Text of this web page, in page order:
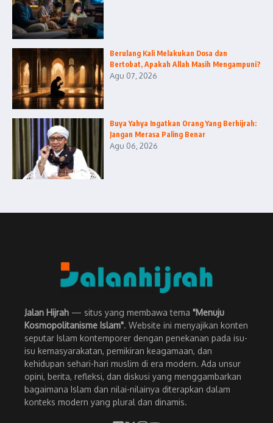
Berulang Kali Melakukan Dosa dan
Bertobat, Apakah Allah Masih Mengampuni?
Agu 07, 2026
Buya Yahya Ingatkan Orang Yang Berhijrah:
Jangan Merasa Paling Benar
Agu 06, 2026
Jalan Hijrah — situs yang membawa tema "Menuju
Kosmopolitanisme Islam". Website ini menyajikan konten
seputar Islam kontemporer dengan penekanan pada isu-
isu kemasyarakatan, pemikiran keagamaan, dan
kehidupan sehari-hari muslim di era modern. Ada unsur
opini, berita, refleksi, dan diskusi yang menggambarkan
bagaimana Islam dan nilai-nilainya diterapkan dalam
konteks modern yang plural dan dinamis.